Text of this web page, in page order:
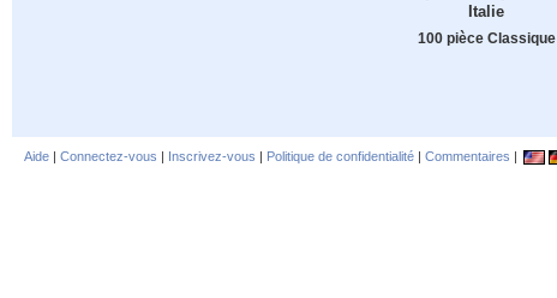
Italie
100 pièce Classique
Aide | Connectez-vous | Inscrivez-vous | Politique de confidentialité | Commentaires |